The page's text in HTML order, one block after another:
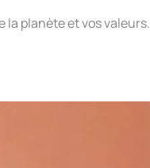
la planète et vos valeurs.